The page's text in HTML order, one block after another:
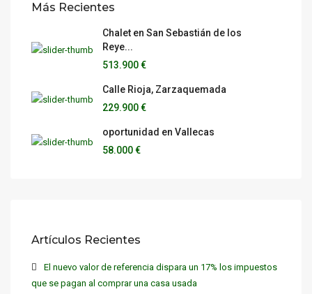
Más Recientes
Chalet en San Sebastián de los
Reye...
513.900 €
Calle Rioja, Zarzaquemada
229.900 €
oportunidad en Vallecas
58.000 €
Artículos Recientes
El nuevo valor de referencia dispara un 17% los impuestos
que se pagan al comprar una casa usada